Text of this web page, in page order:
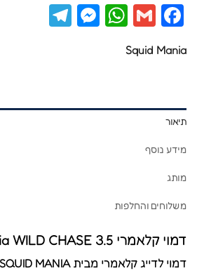
Facebook
Gmail
WhatsApp
Squid Mania
תיאור
מידע נוסף
מותג
משלוחים והחלפות
דמוי קלאמרי Squid Mania WILD CHASE 3.5